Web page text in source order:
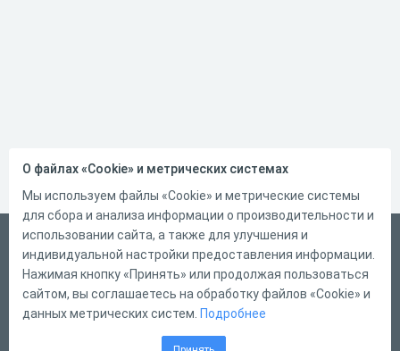
Русский
Справка
Форма обратной связи
О файлах «Cookie» и метрических системах
Мы используем файлы «Cookie» и метрические системы
для сбора и анализа информации о производительности и
использовании сайта, а также для улучшения и
индивидуальной настройки предоставления информации.
Нажимая кнопку «Принять» или продолжая пользоваться
сайтом, вы соглашаетесь на обработку файлов «Cookie» и
данных метрических систем. Подробнее